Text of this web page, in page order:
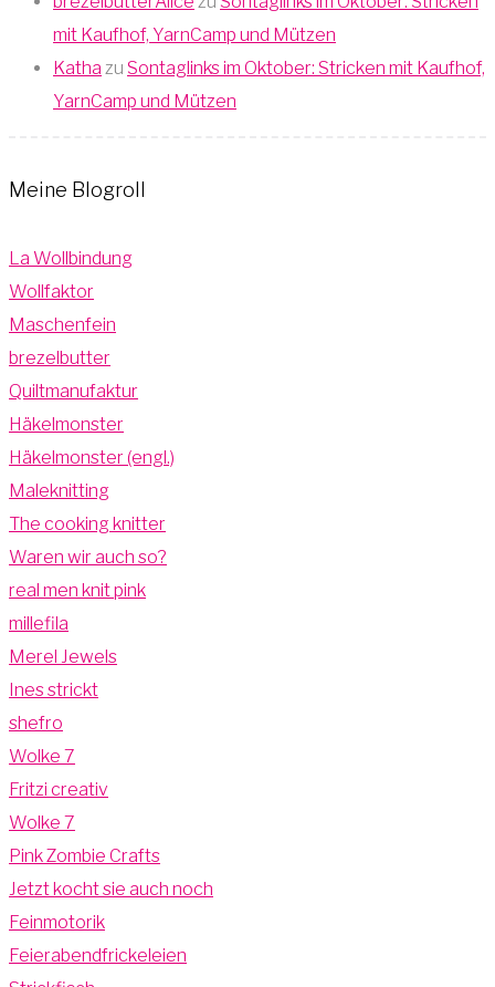
mit Kaufhof, YarnCamp und Mützen
Katha zu Sontaglinks im Oktober: Stricken mit Kaufhof,
YarnCamp und Mützen
Meine Blogroll
La Wollbindung
Wollfaktor
Maschenfein
brezelbutter
Quiltmanufaktur
Häkelmonster
Häkelmonster (engl.)
Maleknitting
The cooking knitter
Waren wir auch so?
real men knit pink
millefila
Merel Jewels
Ines strickt
shefro
Wolke 7
Fritzi creativ
Wolke 7
Pink Zombie Crafts
Jetzt kocht sie auch noch
Feinmotorik
Feierabendfrickeleien